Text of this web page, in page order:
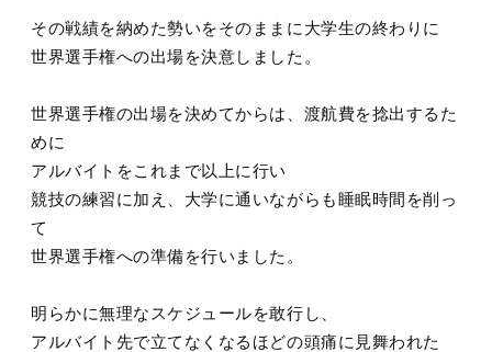
その戦績を納めた勢いをそのままに大学生の終わりに
世界選手権への出場を決意しました。
世界選手権の出場を決めてからは、渡航費を捻出するた
めに
アルバイトをこれまで以上に行い
競技の練習に加え、大学に通いながらも睡眠時間を削っ
て
世界選手権への準備を行いました。
明らかに無理なスケジュールを敢行し、
アルバイト先で立てなくなるほどの頭痛に見舞われた